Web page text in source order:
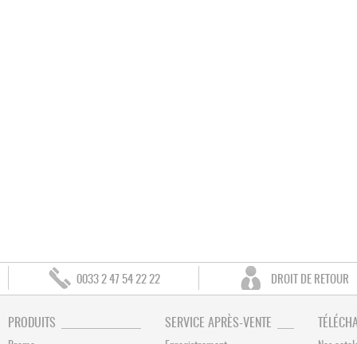
0033 2 47 54 22 22 DROIT DE RETOUR
PRODUITS SERVICE APRÈS-VENTE